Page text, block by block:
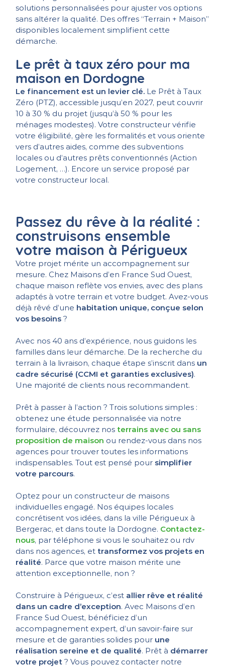
solutions personnalisées pour ajuster vos options
sans altérer la qualité. Des offres “Terrain + Maison”
disponibles localement simplifient cette
démarche.
Le prêt à taux zéro pour ma
maison en Dordogne
Le financement est un levier clé. Le Prêt à Taux
Zéro (PTZ), accessible jusqu’en 2027, peut couvrir
10 à 30 % du projet (jusqu’à 50 % pour les
ménages modestes). Votre constructeur vérifie
votre éligibilité, gère les formalités et vous oriente
vers d’autres aides, comme des subventions
locales ou d’autres prêts conventionnés (Action
Logement, …). Encore un service proposé par
votre constructeur local.
Passez du rêve à la réalité :
construisons ensemble
votre maison à Périgueux
Votre projet mérite un accompagnement sur
mesure. Chez Maisons d’en France Sud Ouest,
chaque maison reflète vos envies, avec des plans
adaptés à votre terrain et votre budget. Avez-vous
déjà rêvé d’une habitation unique, conçue selon
vos besoins ?
Avec nos 40 ans d’expérience, nous guidons les
familles dans leur démarche. De la recherche du
terrain à la livraison, chaque étape s’inscrit dans un
cadre sécurisé (CCMI et garanties exclusives).
Une majorité de clients nous recommandent.
Prêt à passer à l’action ? Trois solutions simples :
obtenez une étude personnalisée via notre
formulaire, découvrez nos terrains avec ou sans
proposition de maison ou rendez-vous dans nos
agences pour trouver toutes les informations
indispensables. Tout est pensé pour simplifier
votre parcours.
Optez pour un constructeur de maisons
individuelles engagé. Nos équipes locales
concrétisent vos idées, dans la ville Périgueux à
Bergerac, et dans toute la Dordogne. Contactez-
nous, par téléphone si vous le souhaitez ou rdv
dans nos agences, et transformez vos projets en
réalité. Parce que votre maison mérite une
attention exceptionnelle, non ?
Construire à Périgueux, c’est allier rêve et réalité
dans un cadre d’exception. Avec Maisons d’en
France Sud Ouest, bénéficiez d’un
accompagnement expert, d’un savoir-faire sur
mesure et de garanties solides pour une
réalisation sereine et de qualité. Prêt à démarrer
votre projet ? Vous pouvez contacter notre